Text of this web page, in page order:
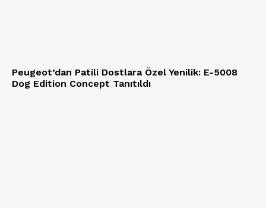
Peugeot’dan Patili Dostlara Özel Yenilik: E-5008
Dog Edition Concept Tanıtıldı